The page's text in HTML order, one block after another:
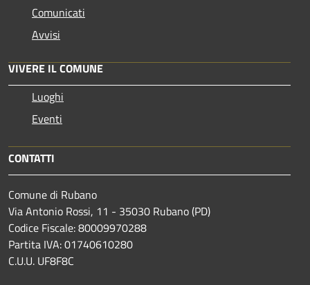
Comunicati
Avvisi
VIVERE IL COMUNE
Luoghi
Eventi
CONTATTI
Comune di Rubano
Via Antonio Rossi, 11 - 35030 Rubano (PD)
Codice Fiscale: 80009970288
Partita IVA: 01740610280
C.U.U. UF8F8C